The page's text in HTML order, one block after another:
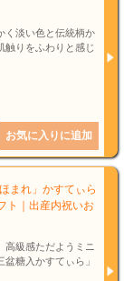
く淡い色と伝統柄か
触りをふわりと感じ
れ」かすてぃら
ト｜出産内祝いお
高級感ただようミニ
糖入かすてぃら」